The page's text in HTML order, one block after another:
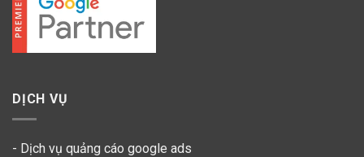
DỊCH VỤ
- Dịch vụ quảng cáo google ads